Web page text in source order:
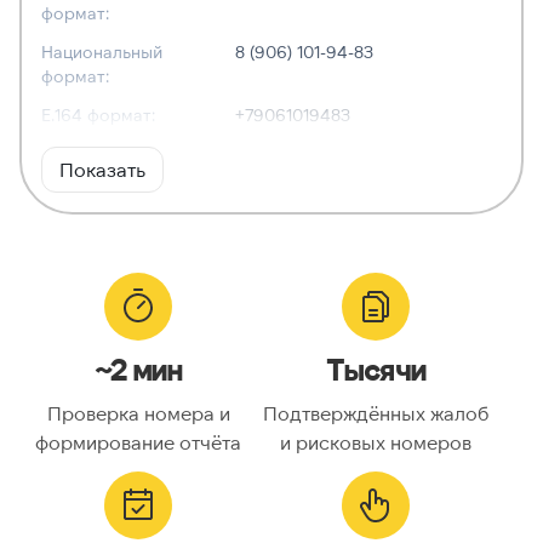
формат:
Национальный
формат:
8 (906) 101-94-83
E.164 формат:
+79061019483
RFC3966
формат:
Тип номера:
Оператор связи:
Национальный
9061019483
Код страны:
ГЕОЛОКАЦИЯ
Показать
~2 мин
Проверка номера и
формирование отчёта
Тысячи
Подтверждённых жалоб
и рисковых номеров